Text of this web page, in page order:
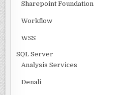
Sharepoint Foundation
Workflow
WSS
SQL Server
Analysis Services
Denali